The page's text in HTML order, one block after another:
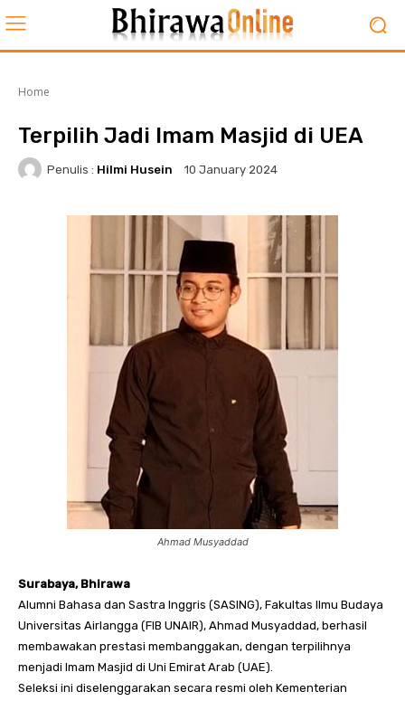
Home
Terpilih Jadi Imam Masjid di UEA
Penulis : Hilmi Husein 10 January 2024
Ahmad Musyaddad
Surabaya, Bhirawa
Alumni Bahasa dan Sastra Inggris (SASING), Fakultas Ilmu Budaya
Universitas Airlangga (FIB UNAIR), Ahmad Musyaddad, berhasil
membawakan prestasi membanggakan, dengan terpilihnya
menjadi Imam Masjid di Uni Emirat Arab (UAE).
Seleksi ini diselenggarakan secara resmi oleh Kementerian